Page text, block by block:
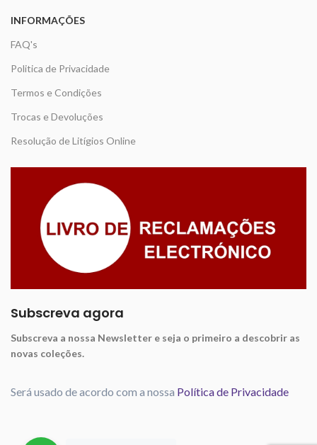
INFORMAÇÕES
FAQ's
Politica de Privacidade
Termos e Condições
Trocas e Devoluções
Resolução de Litígios Online
Subscreva agora
Subscreva a nossa Newsletter e seja o primeiro a descobrir as
novas coleções.
Será usado de acordo com a nossa Política de Privacidade